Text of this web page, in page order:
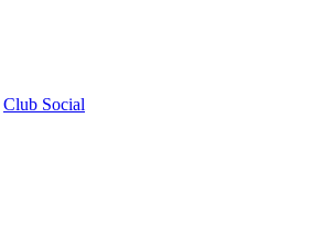
Club Social